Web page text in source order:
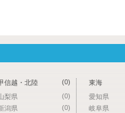
(0)
信越・北陸
(0)
梨県
(0)
潟県
東海
愛知県
岐阜県